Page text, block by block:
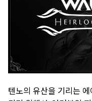
텐노의 유산을 기리는